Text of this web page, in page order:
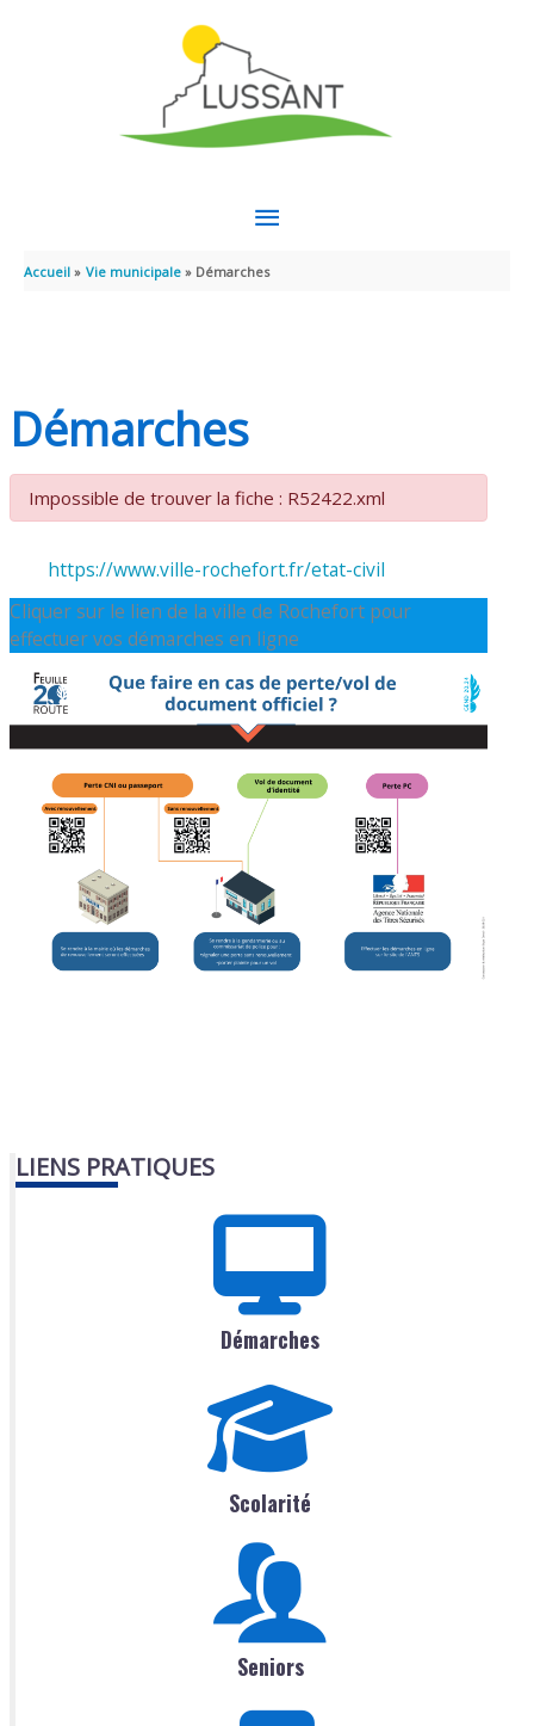
MENU
PRINCIPAL
Accueil Vie municipale Démarches
Démarches
Impossible de trouver la fiche : R52422.xml
https://www.ville-rochefort.fr/etat-civil
Cliquer sur le lien de la ville de Rochefort pour
effectuer vos démarches en ligne
LIENS PRATIQUES
Démarches
Scolarité
Seniors